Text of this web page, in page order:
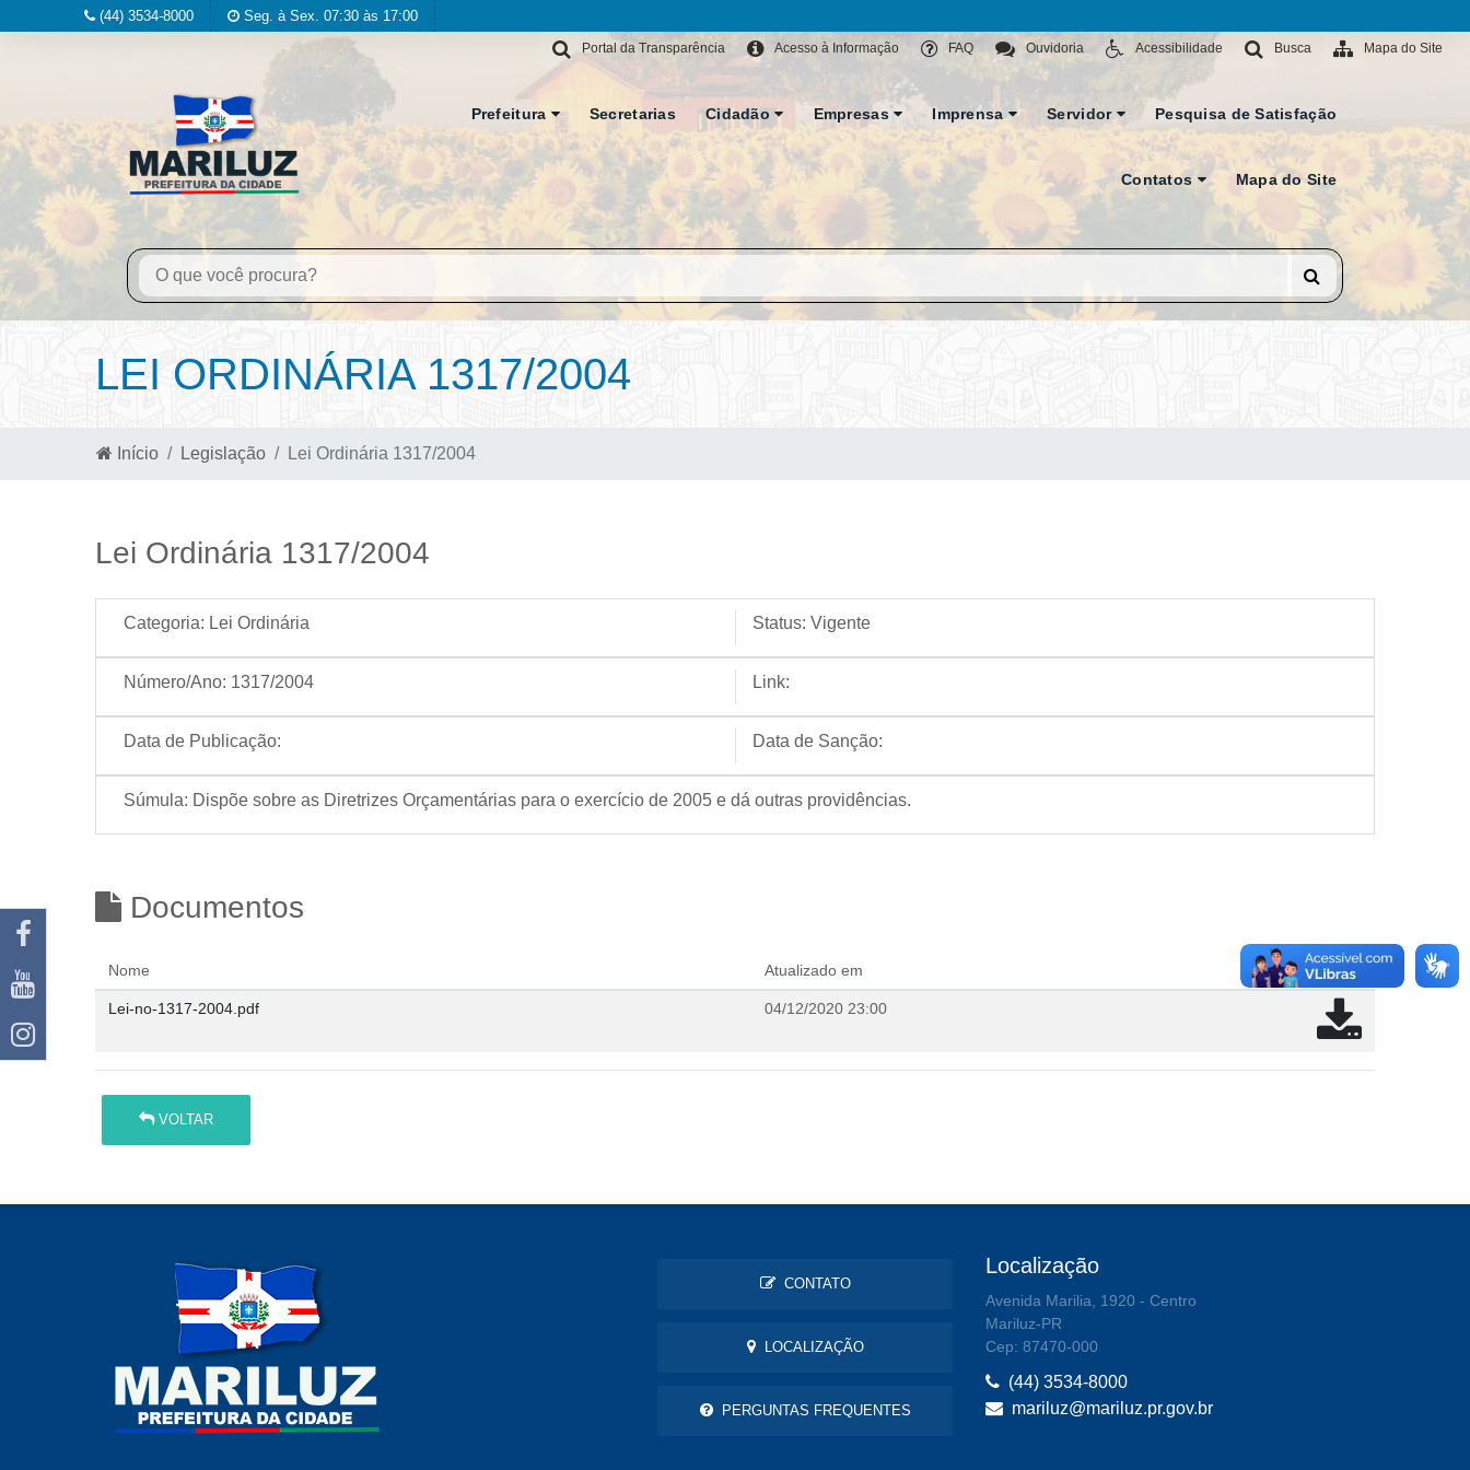
(44) 3534-8000 Seg. à Sex. 07:30 às 17:00
Mapa do Site
Busca
Acessibilidade
Ouvidoria
FAQ
Acesso à Informação
Portal da Transparência
Prefeitura Secretarias Cidadão Empresas Imprensa Servidor Pesquisa de Satisfação
Contatos Mapa do Site
LEI ORDINÁRIA 1317/2004
Início Legislação Lei Ordinária 1317/2004
Lei Ordinária 1317/2004
Categoria: Lei Ordinária Status: Vigente
Número/Ano: 1317/2004 Link:
Data de Publicação: Data de Sanção:
Súmula: Dispõe sobre as Diretrizes Orçamentárias para o exercício de 2005 e dá outras providências.
Documentos
Nome Atualizado em
Lei-no-1317-2004.pdf 04/12/2020 23:00
VOLTAR
CONTATO
LOCALIZAÇÃO
PERGUNTAS FREQUENTES
Localização
Avenida Marilia, 1920 - Centro
Mariluz-PR
Cep: 87470-000
(44) 3534-8000
mariluz@mariluz.pr.gov.br